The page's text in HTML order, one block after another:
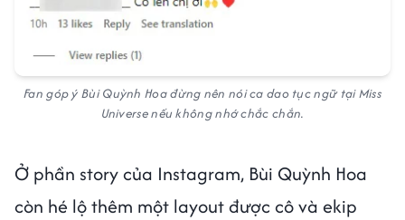
Fan góp ý Bùi Quỳnh Hoa đừng nên nói ca dao tục ngữ tại Miss
Universe nếu không nhớ chắc chắn.
Ở phần story của Instagram, Bùi Quỳnh Hoa
còn hé lộ thêm một layout được cô và ekip